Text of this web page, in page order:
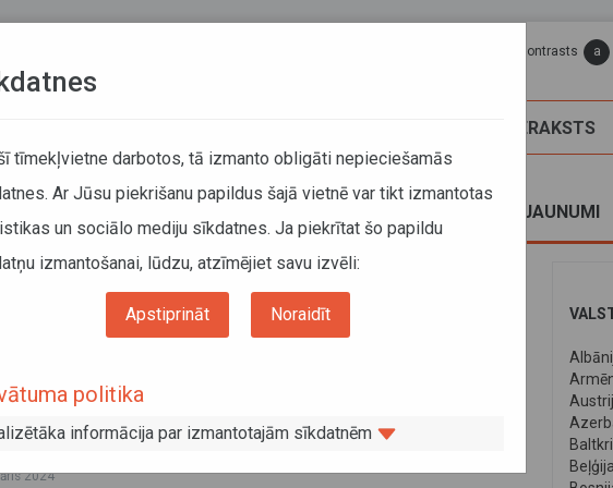
Lapas kontrasts a
PIERAKSTS
JAUNUMI
2025
maksājumiem, veicot starptautiskos pasažieru pārvadājumus ar
Horvātijas Republikas teritorijā
2024
Beļģija
tīmekļvietne darbotos, tā izmanto obligāti nepieciešamās
Ar Jūsu piekrišanu papildus šajā vietnē var tikt izmantotas
un sociālo mediju sīkdatnes. Ja piekrītat šo papildu
izmantošanai, lūdzu, atzīmējiet savu izvēli:
Apstiprināt Noraidīt
politika
informācija par izmantotajām sīkdatnēm